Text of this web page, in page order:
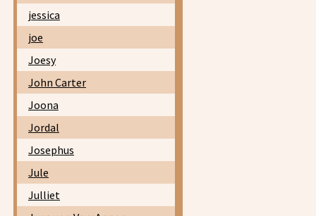
jessica
joe
Joesy
John Carter
Joona
Jordal
Josephus
Jule
Julliet